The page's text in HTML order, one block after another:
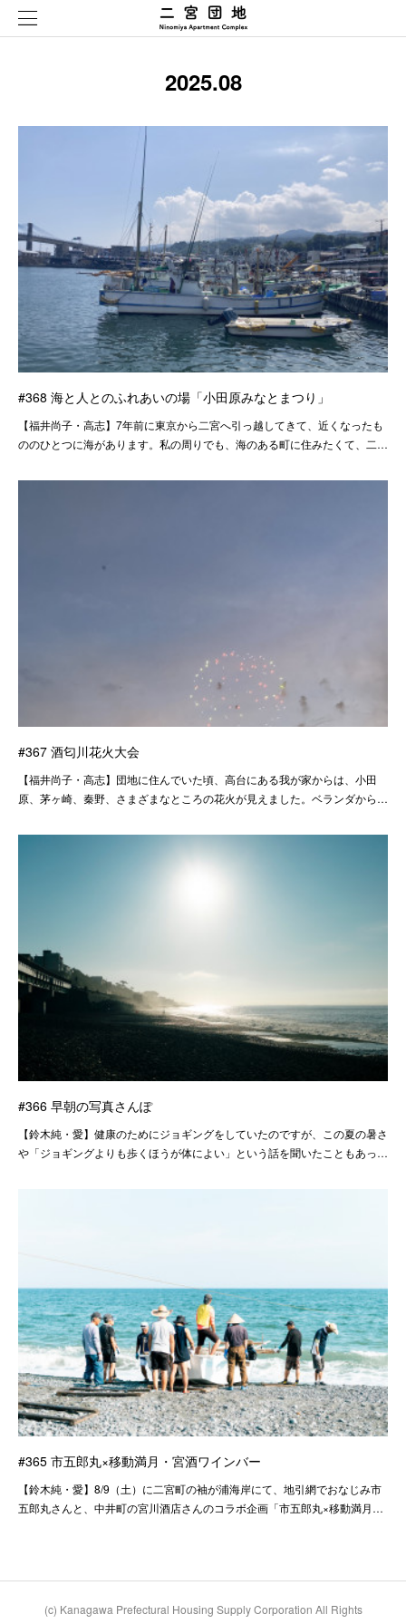
2025.08
#368 海と人とのふれあいの場「小田原みなとまつり」
【福井尚子・高志】7年前に東京から二宮へ引っ越してきて、近くなったも
ののひとつに海があります。私の周りでも、海のある町に住みたくて、二…
#367 酒匂川花火大会
【福井尚子・高志】団地に住んでいた頃、高台にある我が家からは、小田
原、茅ヶ崎、秦野、さまざまなところの花火が見えました。ベランダから…
#366 早朝の写真さんぽ
【鈴木純・愛】健康のためにジョギングをしていたのですが、この夏の暑さ
や「ジョギングよりも歩くほうが体によい」という話を聞いたこともあっ…
#365 市五郎丸×移動満月・宮酒ワインバー
【鈴木純・愛】8/9（土）に二宮町の袖が浦海岸にて、地引網でおなじみ市
五郎丸さんと、中井町の宮川酒店さんのコラボ企画「市五郎丸×移動満月…
(c) Kanagawa Prefectural Housing Supply Corporation All Rights